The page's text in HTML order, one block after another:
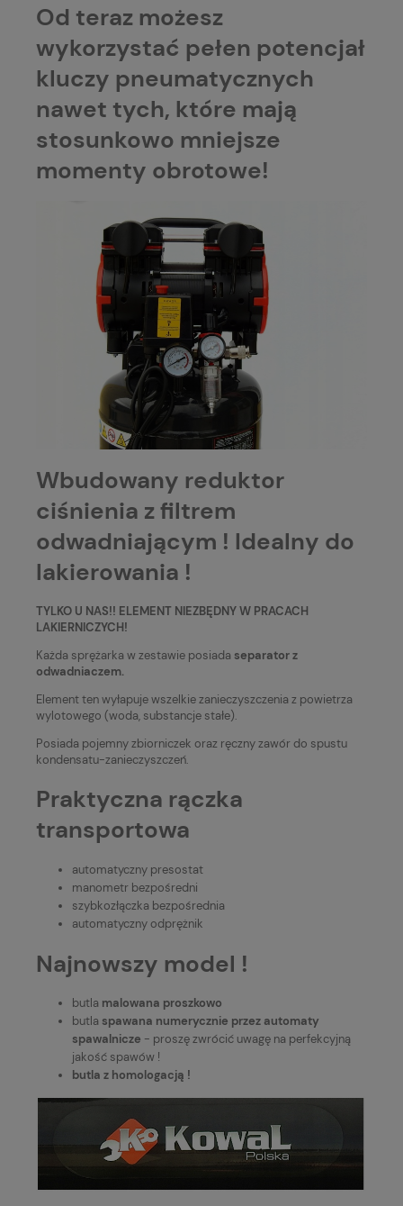
Od teraz możesz
wykorzystać pełen potencjał
kluczy pneumatycznych
nawet tych, które mają
stosunkowo mniejsze
momenty obrotowe!
Wbudowany reduktor
ciśnienia z filtrem
odwadniającym ! Idealny do
lakierowania !
TYLKO U NAS!! ELEMENT NIEZBĘDNY W PRACACH
LAKIERNICZYCH!
Każda sprężarka w zestawie posiada separator z
odwadniaczem.
Element ten wyłapuje wszelkie zanieczyszczenia z powietrza
wylotowego (woda, substancje stałe).
Posiada pojemny zbiorniczek oraz ręczny zawór do spustu
kondensatu-zanieczyszczeń.
Praktyczna rączka
transportowa
automatyczny presostat
manometr bezpośredni
szybkozłączka bezpośrednia
automatyczny odprężnik
Najnowszy model !
butla malowana proszkowo
butla spawana numerycznie przez automaty
spawalnicze - proszę zwrócić uwagę na perfekcyjną
jakość spawów !
butla z homologacją !